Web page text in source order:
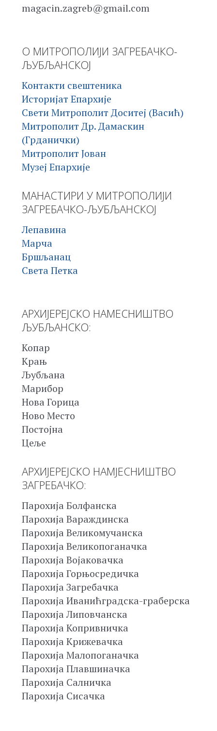
magacin.zagreb@gmail.com
О МИТРОПОЛИЈИ ЗАГРЕБАЧКО-
ЉУБЉАНСКОЈ
Контакти свештеника
Историјат Епархије
Свети Митрополит Доситеј (Васић)
Митрополит Др. Дамаскин
(Грданички)
Митрополит Јован
Музеј Епархије
МАНАСТИРИ У МИТРОПОЛИЈИ
ЗАГРЕБАЧКО-ЉУБЉАНСКОЈ
Лепавина
Марча
Бршљанац
Света Петка
АРХИЈЕРЕЈСКО НАМЕСНИШТВО
ЉУБЉАНСКО:
Копар
Крањ
Љубљана
Марибор
Нова Горица
Ново Место
Постојна
Цеље
АРХИЈЕРЕЈСКО НАМЈЕСНИШТВО
ЗАГРЕБАЧКО:
Парохија Болфанска
Парохија Вараждинска
Парохија Великомучанска
Парохија Великопоганачка
Парохија Војаковачка
Парохија Горњосредичка
Парохија Загребачка
Парохија Иванићградска-граберска
Парохија Липовчанска
Парохија Копривничка
Парохија Крижевачка
Парохија Малопоганачка
Парохија Плавшиначка
Парохија Салничка
Парохија Сисачка